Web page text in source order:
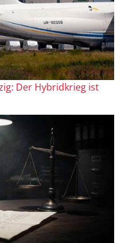
Der Hybridkrieg ist